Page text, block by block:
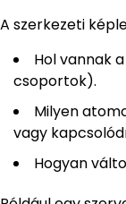
A szerkezeti
Hol vannak
csoportok).
Milyen
vagy
Hogyan